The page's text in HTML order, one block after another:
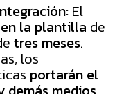
El
la plantilla de
tres meses.
los
portarán el